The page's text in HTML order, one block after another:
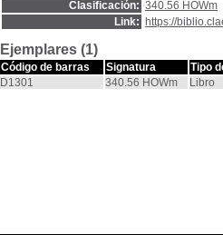
Clasificación: 340.56 HOWm
Link:
https://
Ejemplares (1)
Código de barras Signatura
Tipo
D1301
340.56 HOWm Libro